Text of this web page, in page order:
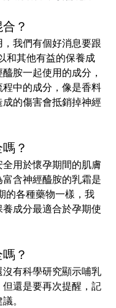
？
我們有個好消息要跟
和其他有益的保養成
胺一起使用的成分，
中的成分，像是香料
的傷害會抵銷掉神經
？
用於懷孕期間的肌膚
含神經醯胺的乳霜是
的各種藥物一樣，我
成分最適合於孕期使
？
有科學研究顯示哺乳
還是要再次提醒，記
。